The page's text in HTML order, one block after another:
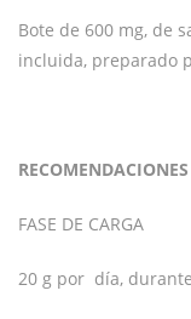
Bote de 600 mg, de
incluida, preparado
FASE DE CARGA
20 g por día,